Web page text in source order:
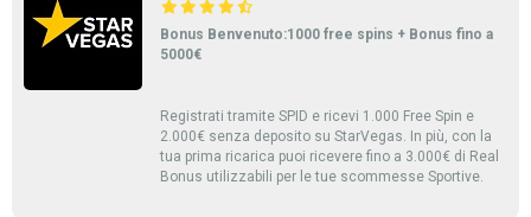
Bonus Benvenuto:1000 free spins + Bonus fino a
5000€
Registrati tramite SPID e ricevi 1.000 Free Spin e
2.000€ senza deposito su StarVegas. In più, con la
tua prima ricarica puoi ricevere fino a 3.000€ di Real
Bonus utilizzabili per le tue scommesse Sportive.